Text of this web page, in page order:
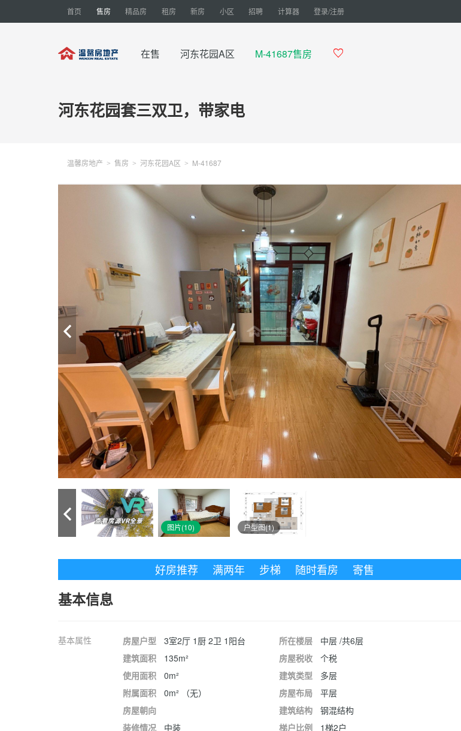
首页 售房 精品房 租房 新房 小区 招聘 计算器 登录/注册
在售 河东花园A区 M-41687售房 
河东花园套三双卫，带家电
温馨房地产 > 售房 > 河东花园A区 > M-41687
图片(10) 户型图(1)
好房推荐 满两年 步梯 随时看房 寄售
基本信息
基本属性 房屋户型 3室2厅 1厨 2卫 1阳台 所在楼层
中层 /共6层
建筑面积
135m² 房屋税收
个税
使用面积
0m² 建筑类型
多层
附属面积
0m² （无） 房屋布局
平层
房屋朝向
建筑结构
钢混结构
装修情况
中装 梯户比例
1梯2户